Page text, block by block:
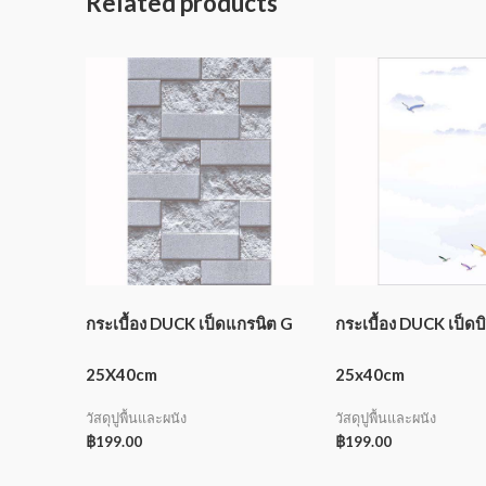
กระเบื้อง DUCK เป็ดแกรนิต G
25X40cm
วัสดุปูพื้นและผนัง
฿199.00
กระเบื้อง DUCK เป็ด
25x40cm
วัสดุปูพื้นและผนัง
฿199.00